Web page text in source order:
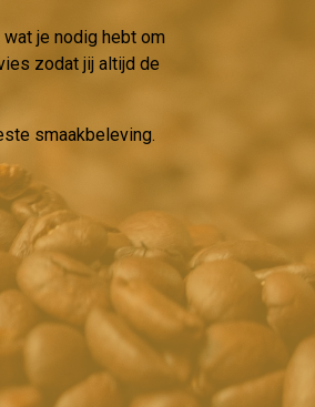
je nodig hebt om
zodat jij altijd de
smaakbeleving.